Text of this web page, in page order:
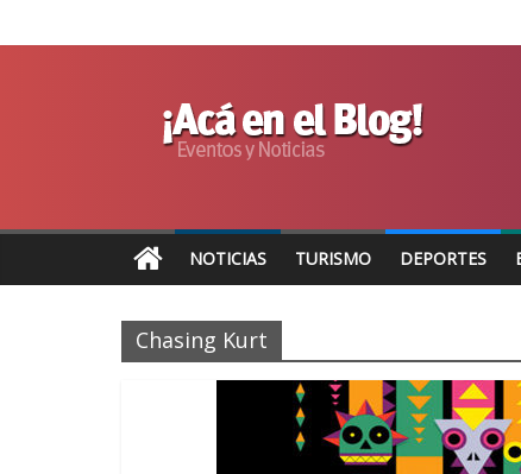
NOTICIAS TURISMO DEPORTES
Chasing Kurt